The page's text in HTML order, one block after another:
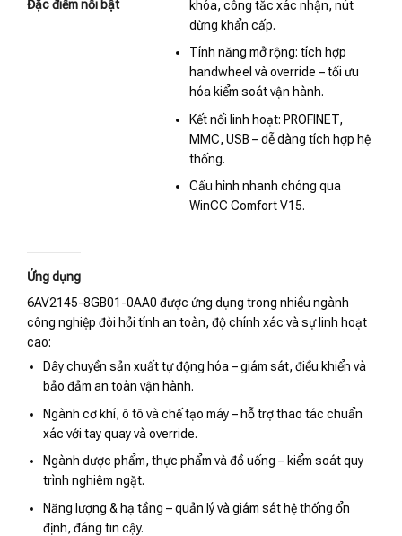
Đặc điểm nổi bật
khóa, công tắc xác nhận, nút
dừng khẩn cấp.
Tính năng mở rộng: tích hợp
handwheel và override – tối ưu
hóa kiểm soát vận hành.
Kết nối linh hoạt: PROFINET,
MMC, USB – dễ dàng tích hợp hệ
thống.
Cấu hình nhanh chóng qua
WinCC Comfort V15.
Ứng dụng
6AV2145-8GB01-0AA0 được ứng dụng trong nhiều ngành
công nghiệp đòi hỏi tính an toàn, độ chính xác và sự linh hoạt
cao:
Dây chuyền sản xuất tự động hóa – giám sát, điều khiển và
bảo đảm an toàn vận hành.
Ngành cơ khí, ô tô và chế tạo máy – hỗ trợ thao tác chuẩn
xác với tay quay và override.
Ngành dược phẩm, thực phẩm và đồ uống – kiểm soát quy
trình nghiêm ngặt.
Năng lượng & hạ tầng – quản lý và giám sát hệ thống ổn
định, đáng tin cậy.